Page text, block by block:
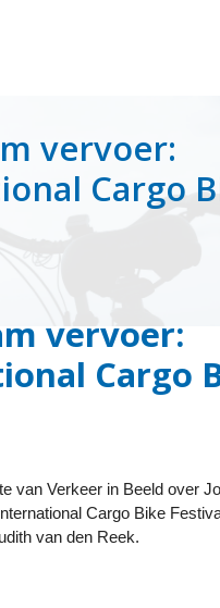
vervoer:
Cargo
vervoer:
Cargo
van Verkeer in Beeld over
Cargo Bike
van den Reek.